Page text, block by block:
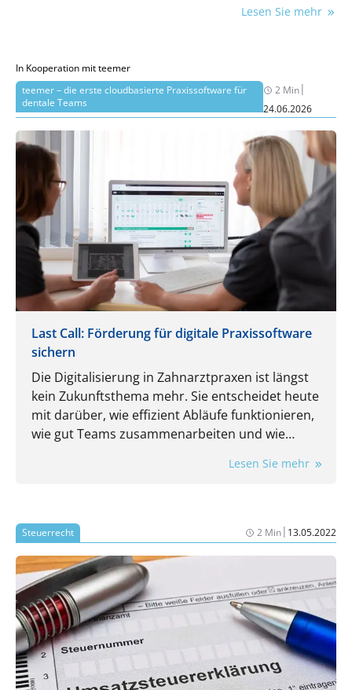
Lesen Sie mehr
In Kooperation mit teemer
teemer – die erste cloudbasierte Praxissoftware für
dentale Teams
2 Min|
24.06.2026
Last Call: Förderung für digitale Praxissoftware
sichern
Die Digitalisierung in Zahnarztpraxen ist längst
kein Zukunftsthema mehr. Sie entscheidet heute
mit darüber, wie effizient Abläufe funktionieren,
wie gut Teams zusammenarbeiten und wie
Lesen Sie mehr
Steuerrecht 2 Min| 13.05.2022